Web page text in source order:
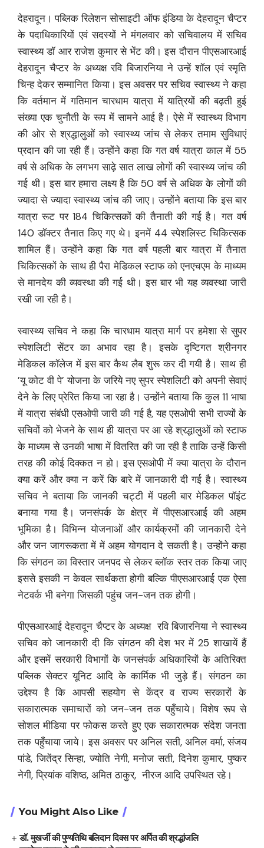
देहरादून। पब्लिक रिलेशन सोसाइटी ऑफ इंडिया के देहरादून चैप्टर
के पदाधिकारियों एवं सदस्यों ने मंगलवार को सचिवालय में सचिव
स्वास्थ्य डॉ आर राजेश कुमार से भेंट की। इस दौरान पीएसआरआई
देहरादून चैप्टर के अध्यक्ष रवि बिजारनिया ने उन्हें शॉल एवं स्मृति
चिन्ह देकर सम्मानित किया। इस अवसर पर सचिव स्वास्थ्य ने कहा
कि वर्तमान में गतिमान चारधाम यात्रा में यात्रियों की बढ़ती हुई
संख्या एक चुनौती के रूप में सामने आई है। ऐसे में स्वास्थ्य विभाग
की ओर से श्रद्धालुओं को स्वास्थ्य जांच से लेकर तमाम सुविधाएं
प्रदान की जा रही हैं। उन्होंने कहा कि गत वर्ष यात्रा काल में 55
वर्ष से अधिक के लगभग साढ़े सात लाख लोगों की स्वास्थ्य जांच की
गई थी। इस बार हमारा लक्ष्य है कि 50 वर्ष से अधिक के लोगों की
ज्यादा से ज्यादा स्वास्थ्य जांच की जाए। उन्होंने बताया कि इस बार
यात्रा रूट पर 184 चिकित्सकों की तैनाती की गई है। गत वर्ष
140 डॉक्टर तैनात किए गए थे। इनमें 44 स्पेशलिस्ट चिकित्सक
शामिल हैं। उन्होंने कहा कि गत वर्ष पहली बार यात्रा में तैनात
चिकित्सकों के साथ ही पैरा मेडिकल स्टाफ को एनएचएम के माध्यम
से मानदेय की व्यवस्था की गई थी। इस बार भी यह व्यवस्था जारी
रखी जा रही है।
स्वास्थ्य सचिव ने कहा कि चारधाम यात्रा मार्ग पर हमेशा से सुपर
स्पेशलिटी सेंटर का अभाव रहा है। इसके दृष्टिगत श्रीनगर
मेडिकल कॉलेज में इस बार कैथ लैब शुरू कर दी गयी है। साथ ही
’यू कोट वी पे’ योजना के जरिये नए सुपर स्पेशलिटी को अपनी सेवाएं
देने के लिए प्रेरित किया जा रहा है। उन्होंने बताया कि कुल 11 भाषा
में यात्रा संबंधी एसओपी जारी की गई है, यह एसओपी सभी राज्यों के
सचिवों को भेजने के साथ ही यात्रा पर आ रहे श्रद्धालुओं को स्टाफ
के माध्यम से उनकी भाषा में वितरित की जा रही है ताकि उन्हें किसी
तरह की कोई दिक्कत न हो। इस एसओपी में क्या यात्रा के दौरान
क्या करें और क्या न करें कि बारे में जानकारी दी गई है। स्वास्थ्य
सचिव ने बताया कि जानकी चट्टी में पहली बार मेडिकल पॉइंट
बनाया गया है। जनसंपर्क के क्षेत्र में पीएसआरआई की अहम
भूमिका है। विभिन्न योजनाओं और कार्यक्रमों की जानकारी देने
और जन जागरूकता में में अहम योगदान दे सकती है। उन्होंने कहा
कि संगठन का विस्तार जनपद से लेकर ब्लॉक स्तर तक किया जाए
इससे इसकी न केवल सार्थकता होगी बल्कि पीएसआरआई एक ऐसा
नेटवर्क भी बनेगा जिसकी पहुंच जन-जन तक होगी।
पीएसआरआई देहरादून चैप्टर के अध्यक्ष रवि बिजारनिया ने स्वास्थ्य
सचिव को जानकारी दी कि संगठन की देश भर में 25 शाखायें हैं
और इसमें सरकारी विभागों के जनसंपर्क अधिकारियों के अतिरिक्त
पब्लिक सेक्टर यूनिट आदि के कार्मिक भी जुड़े हैं। संगठन का
उद्देश्य है कि आपसी सहयोग से केंद्र व राज्य सरकारों के
सकारात्मक समाचारों को जन-जन तक पहुँचाये। विशेष रूप से
सोशल मीडिया पर फोकस करते हुए एक सकारात्मक संदेश जनता
तक पहुँचाया जाये। इस अवसर पर अनिल सती, अनिल वर्मा, संजय
पांडे, जितेंद्र सिन्हा, ज्योति नेगी, मनोज सती, दिनेश कुमार, पुष्कर
नेगी, प्रियांक वशिष्ठ, अमित ठाकुर, नीरज आदि उपस्थित रहे।
You Might Also Like
डॉ. मुखर्जी की पुण्यतिथि बलिदान दिवस पर अर्पित की श्रद्धांजलि